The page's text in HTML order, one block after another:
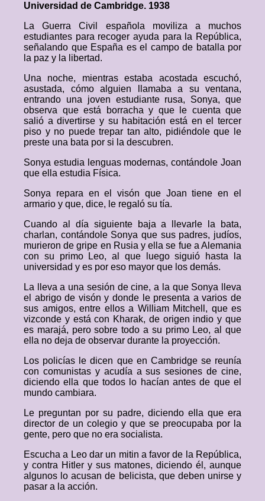
Universidad de Cambridge. 1938
La Guerra Civil española moviliza a muchos
estudiantes para recoger ayuda para la República,
señalando que España es el campo de batalla por
la paz y la libertad.
Una noche, mientras estaba acostada escuchó,
asustada, cómo alguien llamaba a su ventana,
entrando una joven estudiante rusa, Sonya, que
observa que está borracha y que le cuenta que
salió a divertirse y su habitación está en el tercer
piso y no puede trepar tan alto, pidiéndole que le
preste una bata por si la descubren.
Sonya estudia lenguas modernas, contándole Joan
que ella estudia Física.
Sonya repara en el visón que Joan tiene en el
armario y que, dice, le regaló su tía.
Cuando al día siguiente baja a llevarle la bata,
charlan, contándole Sonya que sus padres, judíos,
murieron de gripe en Rusia y ella se fue a Alemania
con su primo Leo, al que luego siguió hasta la
universidad y es por eso mayor que los demás.
La lleva a una sesión de cine, a la que Sonya lleva
el abrigo de visón y donde le presenta a varios de
sus amigos, entre ellos a William Mitchell, que es
vizconde y está con Kharak, de origen indio y que
es marajá, pero sobre todo a su primo Leo, al que
ella no deja de observar durante la proyección.
Los policías le dicen que en Cambridge se reunía
con comunistas y acudía a sus sesiones de cine,
diciendo ella que todos lo hacían antes de que el
mundo cambiara.
Le preguntan por su padre, diciendo ella que era
director de un colegio y que se preocupaba por la
gente, pero que no era socialista.
Escucha a Leo dar un mitin a favor de la República,
y contra Hitler y sus matones, diciendo él, aunque
algunos lo acusan de belicista, que deben unirse y
pasar a la acción.